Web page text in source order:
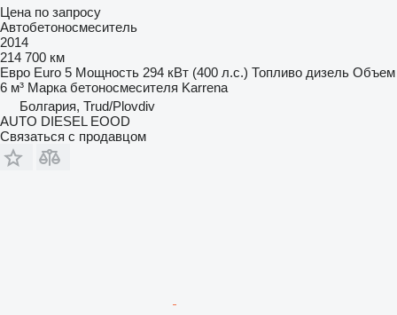
Цена по запросу
Автобетоносмеситель
2014
214 700 км
Евро Euro 5 Мощность 294 кВт (400 л.с.) Топливо дизель Объем
6 м³ Марка бетоносмесителя Karrena
Болгария, Trud/Plovdiv
AUTO DIESEL EOOD
Связаться с продавцом